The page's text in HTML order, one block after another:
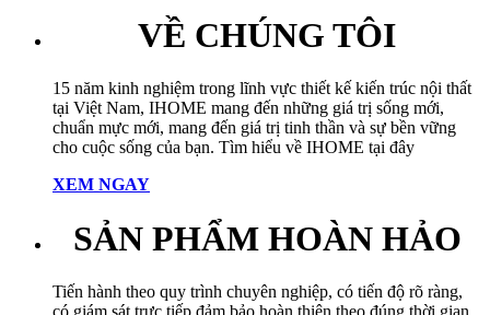
VỀ CHÚNG TÔI
15 năm kinh nghiệm trong lĩnh vực thiết kế kiến trúc nội thất
tại Việt Nam, IHOME mang đến những giá trị sống mới,
chuẩn mực mới, mang đến giá trị tinh thần và sự bền vững
cho cuộc sống của bạn. Tìm hiểu về IHOME tại đây
XEM NGAY
SẢN PHẨM HOÀN HẢO
Tiến hành theo quy trình chuyên nghiệp, có tiến độ rõ ràng,
có giám sát trực tiếp đảm bảo hoàn thiện theo đúng thời gian